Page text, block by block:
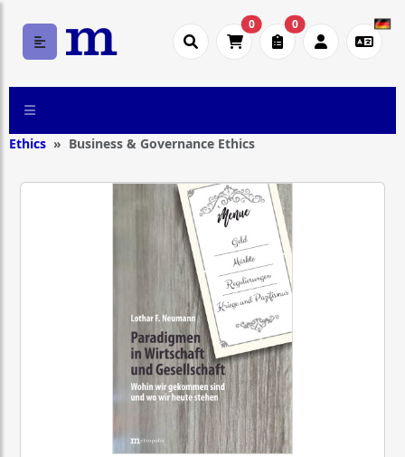
0 0
Ethics Business & Governance Ethics